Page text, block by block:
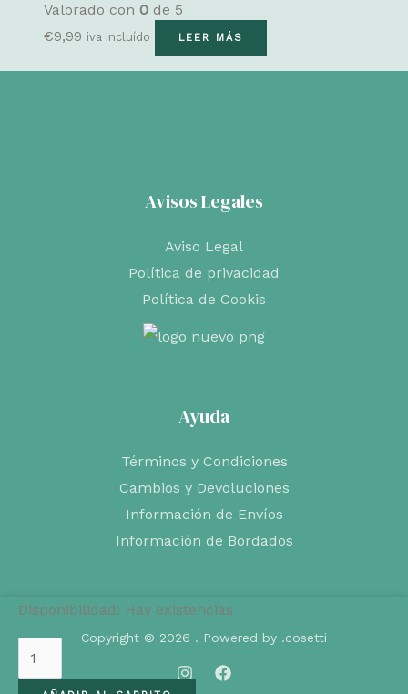
Valorado con 0 de 5
€9,99 iva incluído LEER MÁS
Avisos Legales
Aviso Legal
Política de privacidad
Política de Cookis
Ayuda
Términos y Condiciones
Cambios y Devoluciones
Información de Envíos
Información de Bordados
Copyright © 2026 . Powered by .cosetti
Disponibilidad: Hay existencias
de